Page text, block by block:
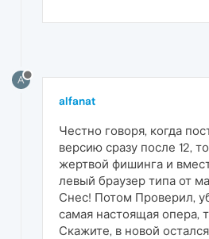
A
alfanat
Честно говоря, когда
версию сразу после 12,
жертвой фишинга и
левый браузер типа от
Снес! Потом Проверил,
самая настоящая опера,
Скажите, в новой